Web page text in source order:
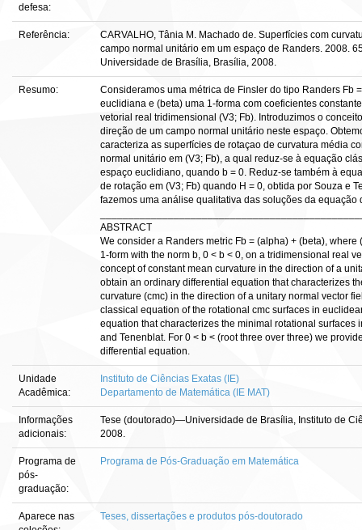
defesa:
Referência:
CARVALHO, Tânia M. Machado de. Superfícies com
campo normal unitário em um espaço de Randers. 2008.
Universidade de Brasília, Brasília, 2008.
Resumo:
Consideramos uma métrica de Finsler do tipo Randers Fb
euclidiana e (beta) uma 1-forma com coeficientes
vetorial real tridimensional (V3; Fb). Introduzimos o
direção de um campo normal unitário neste espaço.
caracteriza as superfícies de rotaçao de curvatura média
normal unitário em (V3; Fb), a qual reduz-se à equação
espaço euclidiano, quando b = 0. Reduz-se também à
de rotação em (V3; Fb) quando H = 0, obtida por Souza e
fazemos uma análise qualitativa das soluções da equação
ABSTRACT
We consider a Randers metric Fb = (alpha) + (beta),
1-form with the norm b, 0 < b < 0, on a tridimensional real
concept of constant mean curvature in the direction of a
obtain an ordinary differential equation that characterizes
curvature (cmc) in the direction of a unitary normal vector
classical equation of the rotational cmc surfaces in
equation that characterizes the minimal rotational surfaces
and Tenenblat. For 0 < b < (root three over three) we
differential equation.
Unidade
Acadêmica:
Instituto de Ciências Exatas (IE)
Departamento de Matemática (IE MAT)
Informações
adicionais:
Tese (doutorado)—Universidade de Brasília, Instituto de
2008.
Programa de
pós-
graduação:
Programa de Pós-Graduação em Matemática
Aparece nas
Teses, dissertações e produtos pós-doutorado